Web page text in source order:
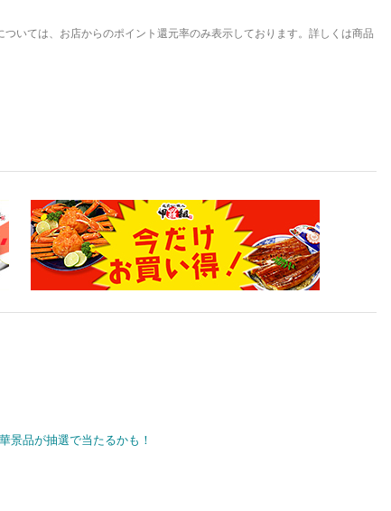
いては、お店からのポイント還元率のみ表示しております。詳しくは商品
景品が抽選で当たるかも！